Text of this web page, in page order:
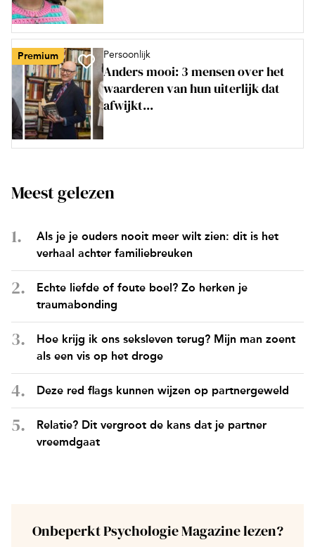
Premium Persoonlijk
Anders mooi: 3 mensen over het
waarderen van hun uiterlijk dat
afwijkt...
Meest gelezen
Als je je ouders nooit meer wilt zien: dit is het
verhaal achter familiebreuken
Echte liefde of foute boel? Zo herken je
traumabonding
Hoe krijg ik ons seksleven terug? Mijn man zoent
als een vis op het droge
Deze red flags kunnen wijzen op partnergeweld
Relatie? Dit vergroot de kans dat je partner
vreemdgaat
Onbeperkt Psychologie Magazine lezen?